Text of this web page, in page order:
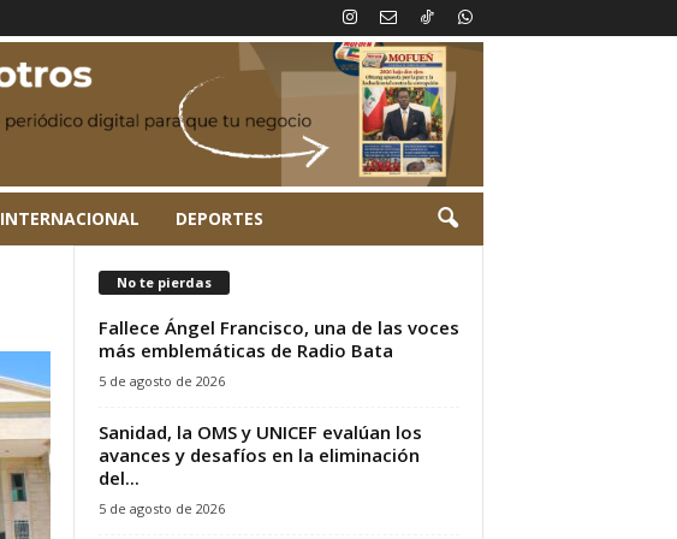
INTERNACIONAL DEPORTES
No te pierdas
Fallece Ángel Francisco, una de las voces
más emblemáticas de Radio Bata
5 de agosto de 2026
Sanidad, la OMS y UNICEF evalúan los
avances y desafíos en la eliminación
del...
5 de agosto de 2026